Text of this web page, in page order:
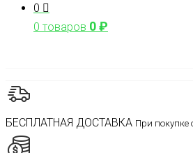
0
0 товаров 0₽
БЕСПЛАТНАЯ ДОСТАВКА При покупке